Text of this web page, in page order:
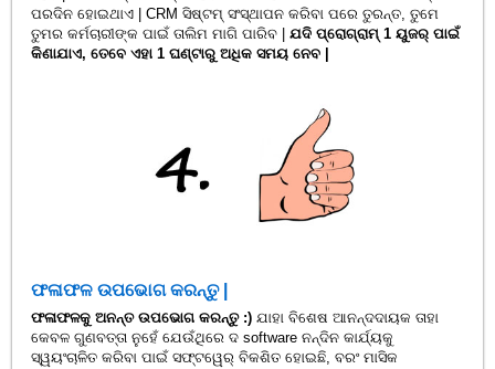
ପରଦିନ ହୋଇଥାଏ | CRM ସିଷ୍ଟମ୍ ସଂସ୍ଥାପନ କରିବା ପରେ ତୁରନ୍ତ, ତୁମେ
ତୁମର କର୍ମଚାରୀଙ୍କ ପାଇଁ ତାଲିମ ମାଗି ପାରିବ |ଯଦି ପ୍ରୋଗ୍ରାମ୍ 1 ୟୁଜର୍ ପାଇଁ
କିଣାଯାଏ, ତେବେ ଏହା 1 ଘଣ୍ଟାରୁ ଅଧିକ ସମୟ ନେବ |
ଫଳାଫଳ ଉପଭୋଗ କରନ୍ତୁ |
ଫଳାଫଳକୁ ଅନନ୍ତ ଉପଭୋଗ କରନ୍ତୁ :) ଯାହା ବିଶେଷ ଆନନ୍ଦଦାୟକ ତାହା
କେବଳ ଗୁଣବତ୍ତା ନୁହେଁ ଯେଉଁଥିରେ ଦ software ନନ୍ଦିନ କାର୍ଯ୍ୟକୁ
ସ୍ୱୟଂଚାଳିତ କରିବା ପାଇଁ ସଫ୍ଟୱେର୍ ବିକଶିତ ହୋଇଛି, ବରଂ ମାସିକ